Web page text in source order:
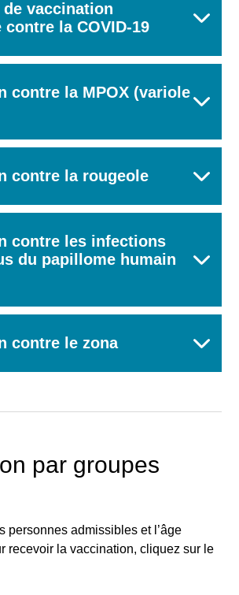
de vaccination
la COVID-19
contre la MPOX (variole
contre la rougeole
contre les infections
du papillome humain
contre le zona
par groupes
personnes admissibles et l’âge
recevoir la vaccination, cliquez sur le